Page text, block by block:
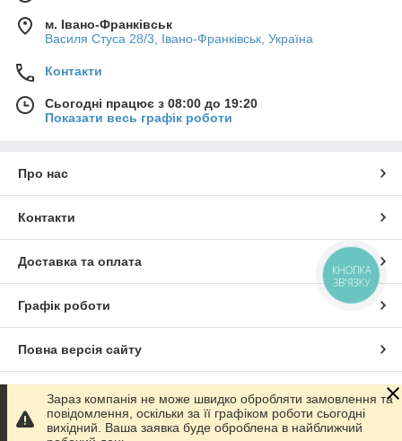
м. Івано-Франківськ
Василя Стуса 28/3, Івано-Франківськ, Україна
Контакти
Сьогодні працює з 08:00 до 19:20
Показати весь графік роботи
Про нас
Контакти
Доставка та оплата
Графік роботи
Повна версія сайту
Сайт створено на маркетплейсі Prom.ua
Політика конфіденційності
Зараз компанія не може швидко обробляти замовлення та
повідомлення, оскільки за її графіком роботи сьогодні
вихідний. Ваша заявка буде оброблена в найближчий
КНОПКА
ЗВ'ЯЗКУ